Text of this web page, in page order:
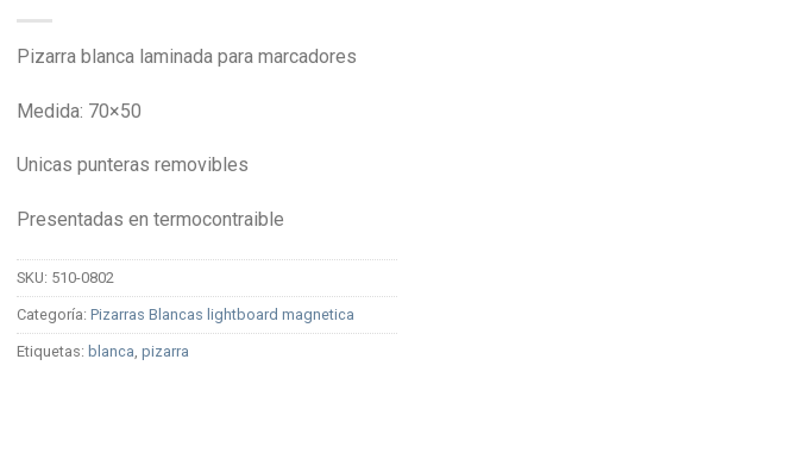
Pizarra blanca laminada para marcadores
Medida: 70×50
Unicas punteras removibles
Presentadas en termocontraible
SKU: 510-0802
Categoría: Pizarras Blancas lightboard magnetica
Etiquetas: blanca pizarra